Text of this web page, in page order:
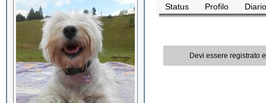
Status Profilo Diario
Devi essere registrato